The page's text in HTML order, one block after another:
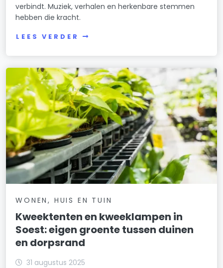
verbindt. Muziek, verhalen en herkenbare stemmen
hebben die kracht.
LEES VERDER
WONEN, HUIS EN TUIN
Kweektenten en kweeklampen in
Soest: eigen groente tussen duinen
en dorpsrand
31 augustus 2025